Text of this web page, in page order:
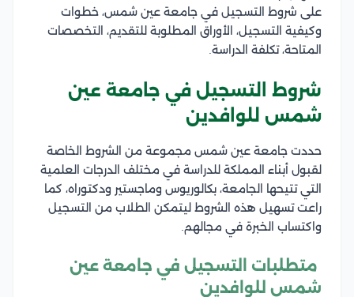
على شروط التسجيل في جامعة عين شمس، خطوات
وكيفية التسجيل، الأوراق المطلوبة للتقديم، التخصصات
المتاحة، تكلفة الدراسة.
شروط التسجيل في جامعة عين
شمس للوافدين
حددت جامعة عين شمس مجموعة من الشروط الخاصة
لقبول أبناء المملكة للدراسة في مختلف الدرجات العلمية
التي تتيحها الجامعة، بكالوريوس وماجستير ودكتوراه، كما
راعت تسهيل هذه الشروط ليتمكن الطلاب من التسجيل
واكتساب الخبرة في مجالهم.
متطلبات التسجيل في جامعة عين
شمس للوافدين